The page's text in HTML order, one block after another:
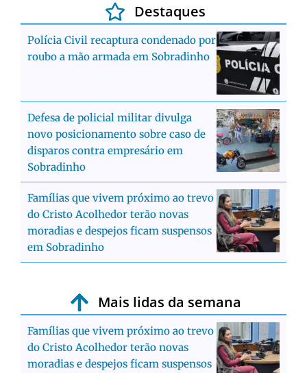
Destaques
Polícia Civil recaptura condenado por
roubo a mão armada em Sobradinho
Defesa de policial militar divulga
novo posicionamento sobre caso de
disparos contra empresário em
Sobradinho
Famílias que vivem próximo ao trevo
do Cristo Acolhedor terão novas
moradias e despejos ficam suspensos
em Sobradinho
Mais lidas da semana
Famílias que vivem próximo ao trevo
do Cristo Acolhedor terão novas
moradias e despejos ficam suspensos